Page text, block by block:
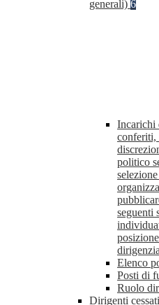
generali) 6
Incarichi
politico
seguenti
Elenco
Posti di
Ruolo
Dirigenti cessati